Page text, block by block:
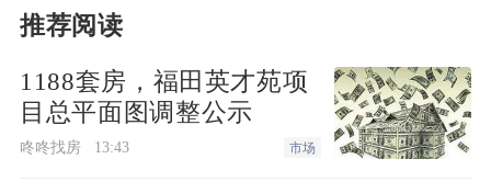
京江心洲中海江湾境跑向了全国！”
推荐阅读
1188套房，福田英才苑项
目总平面图调整公示
咚咚找房 13:43 市场